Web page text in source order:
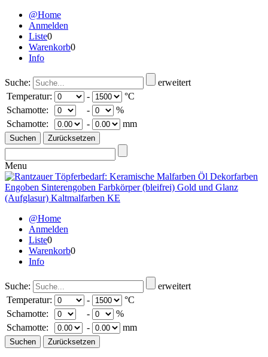
@Home
Anmelden
Liste0
Warenkorb0
Info
Suche:
erweitert
Temperatur:
-
°C
Schamotte:
-
%
Schamotte:
- mm
Menu
@Home
Anmelden
Liste0
Warenkorb0
Info
Suche:
erweitert
Temperatur:
-
°C
Schamotte:
-
%
Schamotte:
- mm